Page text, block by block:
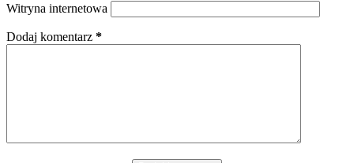
Witryna internetowa
Dodaj komentarz *